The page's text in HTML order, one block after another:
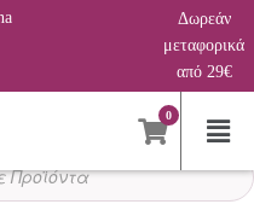
Δωρεάν
μεταφορικά
από 29€
0